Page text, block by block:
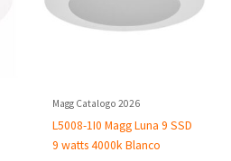
Magg Catalogo 2026
L5008-1I0 Magg Luna 9 SSD
9 watts 4000k Blanco